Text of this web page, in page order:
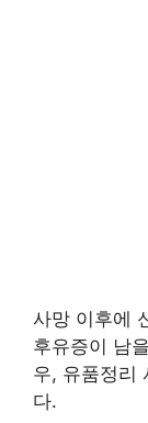
사망 이후에
후유증이 남
우, 유품정리
다.